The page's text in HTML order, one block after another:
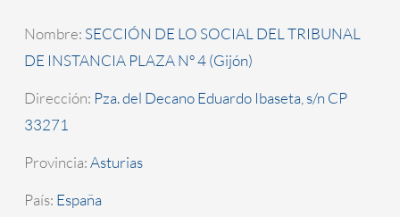
Nombre: SECCIÓN DE LO SOCIAL DEL TRIBUNAL
DE INSTANCIA PLAZA Nº 4 (Gijón)
Dirección: Pza. del Decano Eduardo Ibaseta, s/n CP
33271
Provincia:Asturias
País: España